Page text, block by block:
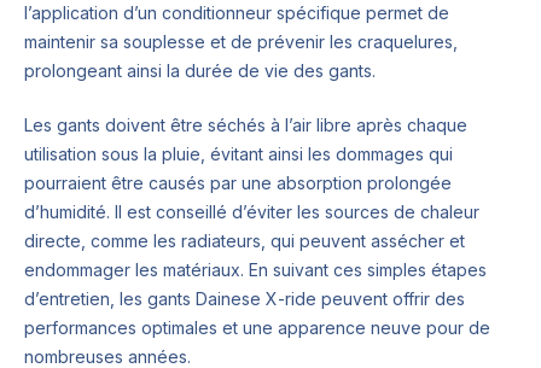
l’application d’un conditionneur spécifique permet de
maintenir sa souplesse et de prévenir les craquelures,
prolongeant ainsi la durée de vie des gants.
Les gants doivent être séchés à l’air libre après chaque
utilisation sous la pluie, évitant ainsi les dommages qui
pourraient être causés par une absorption prolongée
d’humidité. Il est conseillé d’éviter les sources de chaleur
directe, comme les radiateurs, qui peuvent assécher et
endommager les matériaux. En suivant ces simples étapes
d’entretien, les gants Dainese X-ride peuvent offrir des
performances optimales et une apparence neuve pour de
nombreuses années.